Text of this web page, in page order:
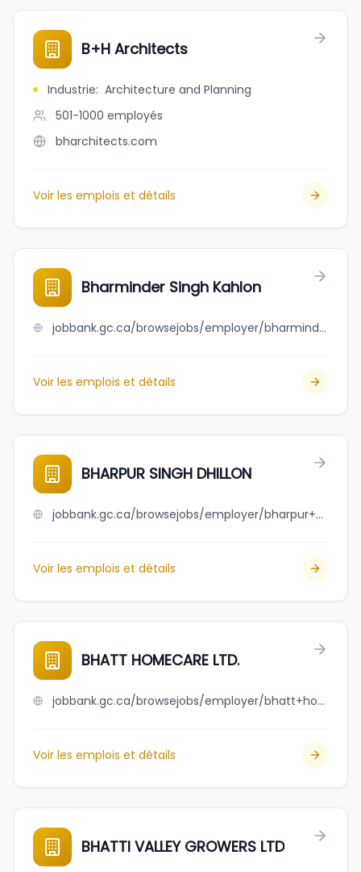
B+H Architects
Industrie: Architecture and Planning
501-1000 employés
bharchitects.com
Voir les emplois et détails
Bharminder Singh Kahlon
jobbank.gc.ca/browsejobs/employer/bharminder+singh+kahlon/ca
Voir les emplois et détails
BHARPUR SINGH DHILLON
jobbank.gc.ca/browsejobs/employer/bharpur+singh+dhillon/ca
Voir les emplois et détails
BHATT HOMECARE LTD.
jobbank.gc.ca/browsejobs/employer/bhatt+homecare+ltd./ca
Voir les emplois et détails
BHATTI VALLEY GROWERS LTD